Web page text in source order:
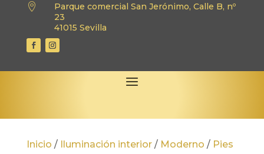

Parque comercial San Jerónimo, Calle B, nº
23
41015 Sevilla
Inicio / Iluminación interior/ Moderno / Pies